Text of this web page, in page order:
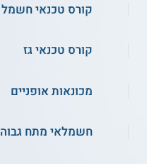
קורס טכנאי חשמל
קורס טכנאי גז
מכונאות אופניים
חשמלאי מתח גבוה